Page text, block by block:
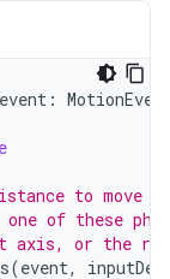
event :
to move by
of these
axis, or the
(event,